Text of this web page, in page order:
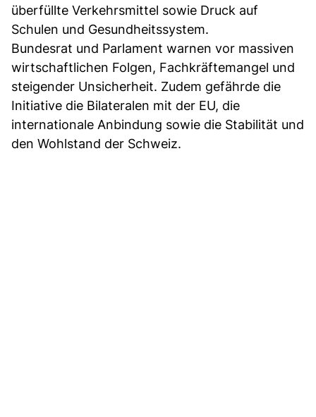
überfüllte Verkehrsmittel sowie Druck auf
Schulen und Gesundheitssystem.
Bundesrat und Parlament warnen vor massiven
wirtschaftlichen Folgen, Fachkräftemangel und
steigender Unsicherheit. Zudem gefährde die
Initiative die Bilateralen mit der EU, die
internationale Anbindung sowie die Stabilität und
den Wohlstand der Schweiz.